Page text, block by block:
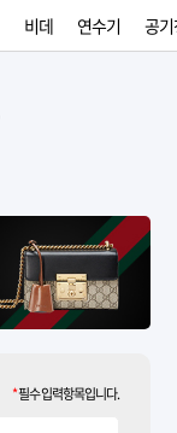
비데 연수기 공
*필수 입력항목입니다.